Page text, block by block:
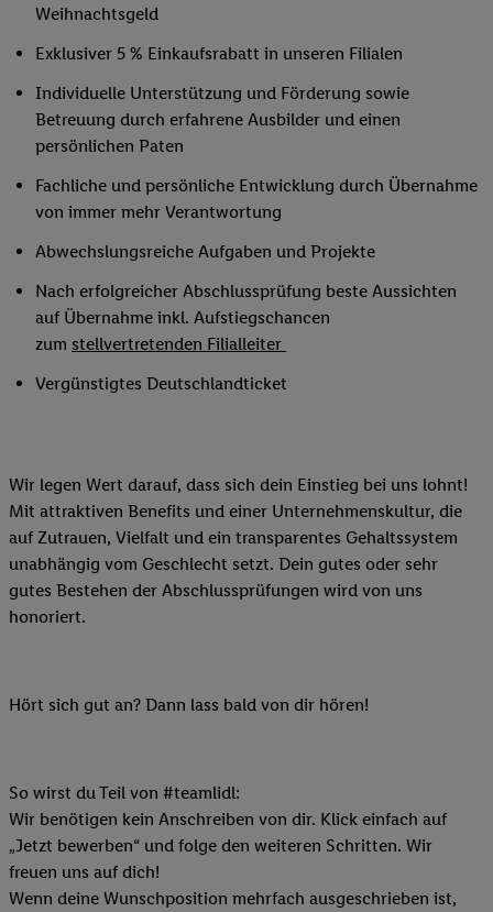
Weihnachtsgeld
Exklusiver 5 % Einkaufsrabatt in unseren Filialen
Individuelle Unterstützung und Förderung sowie
Betreuung durch erfahrene Ausbilder und einen
persönlichen Paten
Fachliche und persönliche Entwicklung durch Übernahme
von immer mehr Verantwortung
Abwechslungsreiche Aufgaben und Projekte
Nach erfolgreicher Abschlussprüfung beste Aussichten
auf Übernahme inkl. Aufstiegschancen
zum stellvertretenden Filialleiter
Vergünstigtes Deutschlandticket
Wir legen Wert darauf, dass sich dein Einstieg bei uns lohnt!
Mit attraktiven Benefits und einer Unternehmenskultur, die
auf Zutrauen, Vielfalt und ein transparentes Gehaltssystem
unabhängig vom Geschlecht setzt. Dein gutes oder sehr
gutes Bestehen der Abschlussprüfungen wird von uns
honoriert.
Hört sich gut an? Dann lass bald von dir hören!
So wirst du Teil von #teamlidl:
Wir benötigen kein Anschreiben von dir. Klick einfach auf
„Jetzt bewerben“ und folge den weiteren Schritten. Wir
freuen uns auf dich!
Wenn deine Wunschposition mehrfach ausgeschrieben ist,